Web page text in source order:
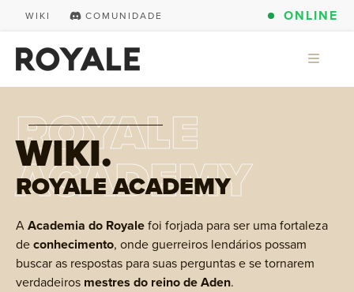
WIKI COMUNIDADE ONLINE
ROYALE
ACADEMY
WIKI.
ROYALE ACADEMY
AAcademia do Royalefoi forjada para ser uma fortaleza
deconhecimento, onde guerreiros lendários possam
buscar as respostas para suas perguntas e se tornarem
verdadeiros mestres do reino de Aden.